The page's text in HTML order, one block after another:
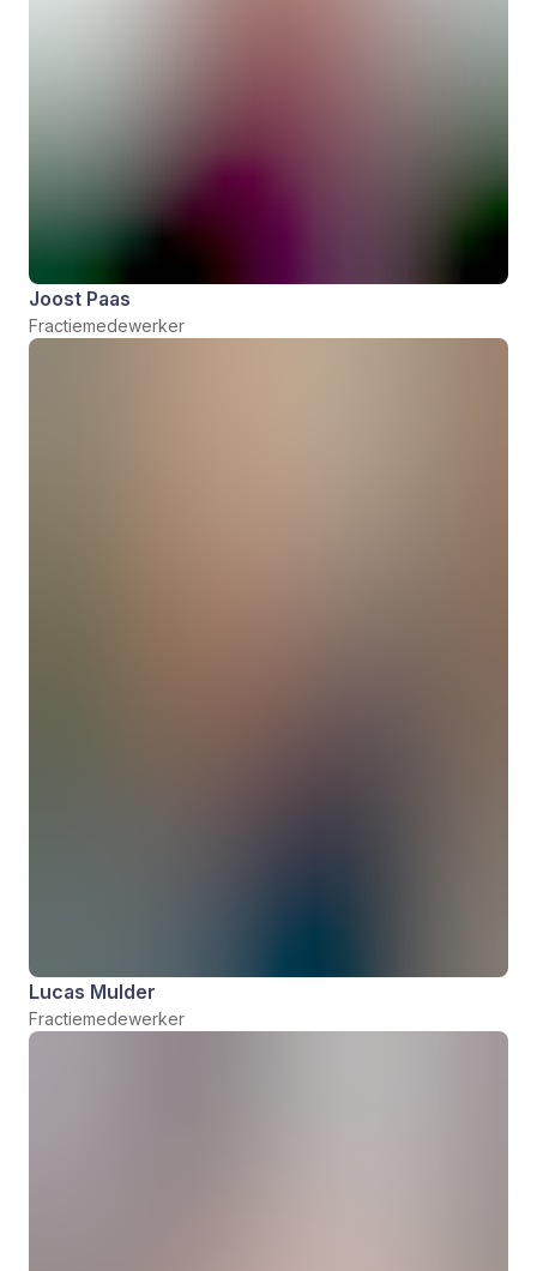
Joost Paas
Fractiemedewerker
Lucas Mulder
Fractiemedewerker